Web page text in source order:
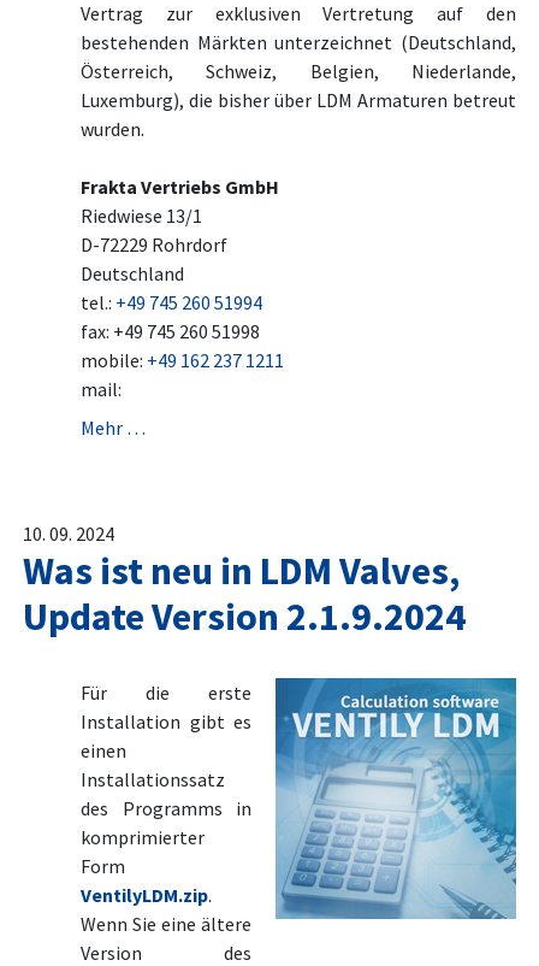
Vertrag zur exklusiven Vertretung auf den
bestehenden Märkten unterzeichnet (Deutschland,
Österreich, Schweiz, Belgien, Niederlande,
Luxemburg), die bisher über LDM Armaturen betreut
wurden.
Frakta Vertriebs GmbH
Riedwiese 13/1
D-72229 Rohrdorf
Deutschland
tel.: +49 745 260 51994
fax: +49 745 260 51998
mobile: +49 162 237 1211
mail:
Mehr …
10. 09. 2024
Was ist neu in LDM Valves,
Update Version 2.1.9.2024
Für die erste
Installation gibt es
einen
Installationssatz
des Programms in
komprimierter
Form
VentilyLDM.zip.
Wenn Sie eine ältere
Version des